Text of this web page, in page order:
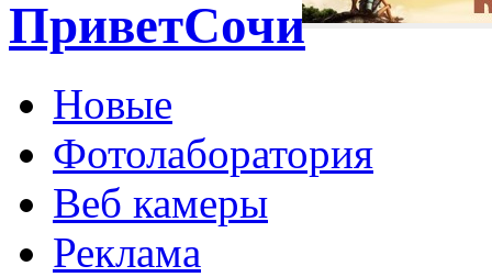
ПриветСочи
Новые
Фотолаборатория
Веб камеры
Реклама